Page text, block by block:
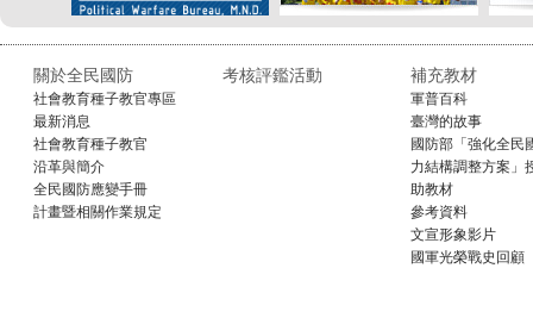
關於全民國防
社會教育種子教官專區
最新消息
社會教育種子教官
沿革與簡介
全民國防應變手冊
計畫暨相關作業規定
考核評鑑活動 補充教材
軍普百科
臺灣的故事
國防部「強化全民
力結構調整方案」
助教材
參考資料
文宣形象影片
國軍光榮戰史回顧